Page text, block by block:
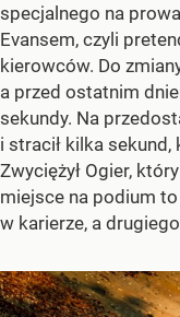
specjalnego na
Evansem, czyli
kierowców. Do
a przed ostatnim
sekundy. Na
i stracił kilka sekund,
Zwyciężył Ogier,
miejsce na podium
w karierze, a